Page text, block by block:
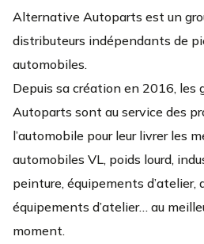
Alternative Autoparts est un
distributeurs indépendants de
automobiles.
Depuis sa création en 2016,
Autoparts sont au service des
l’automobile pour leur livrer les
automobiles VL, poids lourd,
peinture, équipements d’atelier,
équipements d’atelier… au
moment.